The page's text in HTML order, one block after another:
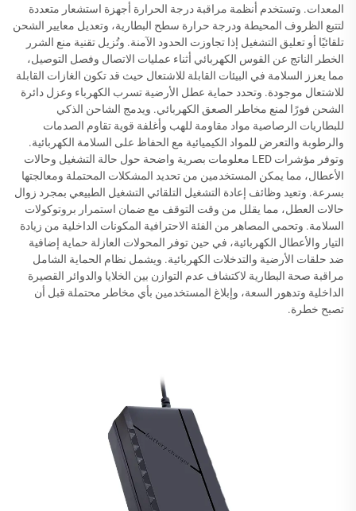
المعدات. وتستخدم أنظمة مراقبة درجة الحرارة أجهزة استشعار متعددة
لتتبع الظروف المحيطة ودرجة حرارة سطح البطارية، وتعديل معايير الشحن
تلقائيًا أو تعليق التشغيل إذا تجاوزت الحدود الآمنة. وتُزيل تقنية منع الشرر
الخطر الناتج عن القوس الكهربائي أثناء عمليات الاتصال وفصل التوصيل،
مما يعزز السلامة في البيئات القابلة للاشتعال حيث قد تكون الغازات القابلة
للاشتعال موجودة. وتحدد حماية عطل الأرضية تسرب الكهرباء وعزل دائرة
الشحن فورًا لمنع مخاطر الصعق الكهربائي. ويدمج الشاحن الذكي
للبطاريات الرصاصية مواد مقاومة للهب وأغلفة قوية تقاوم الصدمات
والرطوبة والتعرض للمواد الكيميائية مع الحفاظ على السلامة الكهربائية.
وتوفر مؤشرات LED معلومات بصرية واضحة حول حالة التشغيل وحالات
الأعطال، مما يمكن المستخدمين من تحديد المشكلات المحتملة ومعالجتها
بسرعة. وتعيد وظائف إعادة التشغيل التلقائي التشغيل الطبيعي بمجرد زوال
حالات العطل، مما يقلل من وقت التوقف مع ضمان استمرار بروتوكولات
السلامة. وتحمي المصاهر من الفئة الاحترافية المكونات الداخلية من زيادة
التيار والأعطال الكهربائية، في حين توفر المحولات العازلة حماية إضافية
ضد حلقات الأرضية والتدخلات الكهربائية. ويشمل نظام الحماية الشامل
مراقبة صحة البطارية لاكتشاف عدم التوازن بين الخلايا والدوائر القصيرة
الداخلية وتدهور السعة، وإبلاغ المستخدمين بأي مخاطر محتملة قبل أن
تصبح خطرة.